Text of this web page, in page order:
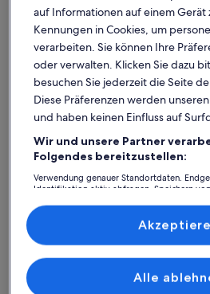
Was spricht für
Immer in
Du hast all deine
griffbereit, auch
auf Informationen auf einem Gerät
Kennungen in Cookies, um
verarbeiten. Sie können Ihre
oder verwalten. Klicken Sie dazu
besuchen Sie jederzeit die Seite
Diese Präferenzen werden
und haben keinen Einfluss auf
Wir und unsere Partner
Folgendes bereitzustellen:
Verwendung genauer Standortdaten.
Identifikation aktiv abfragen. Speichern
Inhalte, Messung von Werbeleistung und
Zielgruppenforschung sowie Entwicklung
Liste der Partner (Lieferanten)
Alle